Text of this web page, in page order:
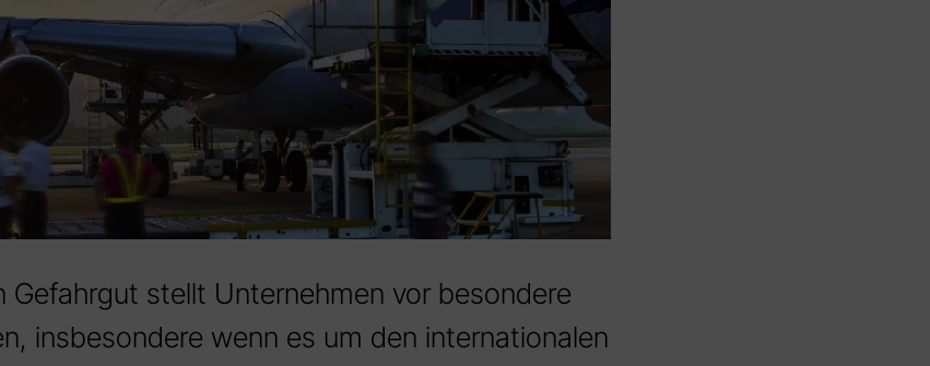
Gefahrgut stellt Unternehmen vor besondere
insbesondere wenn es um den internationalen